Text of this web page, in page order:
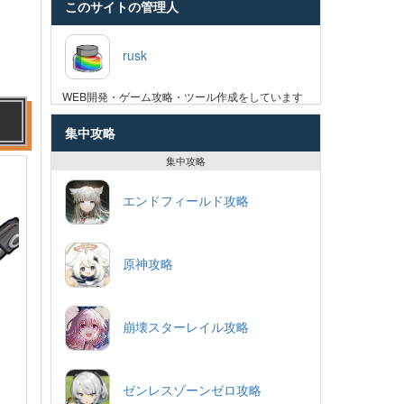
このサイトの管理人
rusk
WEB開発・ゲーム攻略・ツール作成をしています
集中攻略
集中攻略
エンドフィールド攻略
原神攻略
崩壊スターレイル攻略
ゼンレスゾーンゼロ攻略